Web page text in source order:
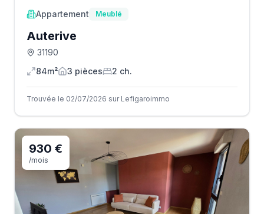
Appartement Meublé
Auterive
31190
84m²
3 pièces 2 ch.
Trouvée le 02/07/2026 sur Lefigaroimmo
930 €
/mois